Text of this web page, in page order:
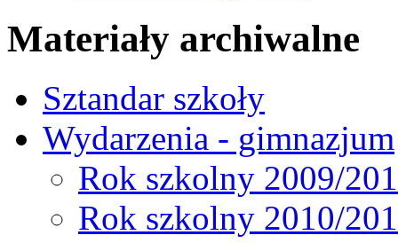
Materiały archiwalne
Sztandar szkoły
Wydarzenia - gimnazjum
Rok szkolny 2009/
Rok szkolny 2010/